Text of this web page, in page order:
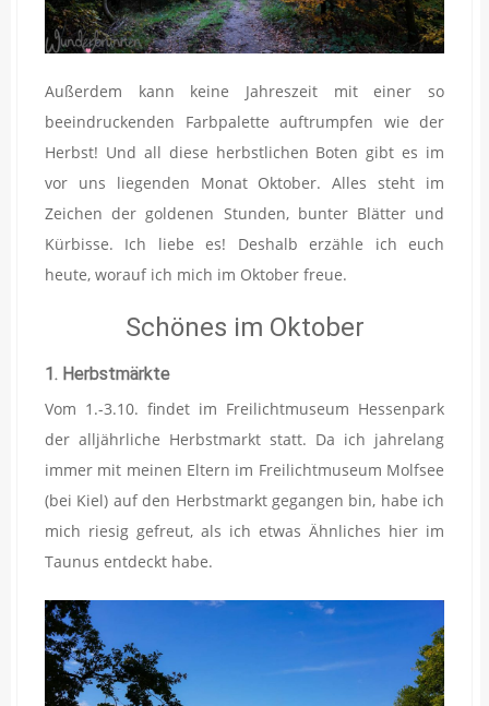
Außerdem kann keine Jahreszeit mit einer so
beeindruckenden Farbpalette auftrumpfen wie der
Herbst! Und all diese herbstlichen Boten gibt es im
vor uns liegenden Monat Oktober. Alles steht im
Zeichen der goldenen Stunden, bunter Blätter und
Kürbisse. Ich liebe es! Deshalb erzähle ich euch
heute, worauf ich mich im Oktober freue.
Schönes im Oktober
1. Herbstmärkte
Vom 1.-3.10. findet im Freilichtmuseum Hessenpark
der alljährliche Herbstmarkt statt. Da ich jahrelang
immer mit meinen Eltern im Freilichtmuseum Molfsee
(bei Kiel) auf den Herbstmarkt gegangen bin, habe ich
mich riesig gefreut, als ich etwas Ähnliches hier im
Taunus entdeckt habe.